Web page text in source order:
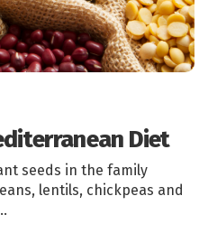
Diet
seeds in the family
lentils, chickpeas and